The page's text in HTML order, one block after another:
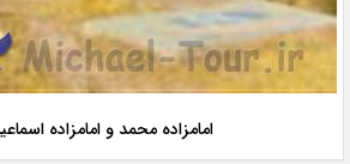
امامزاده محمد و امامزاده